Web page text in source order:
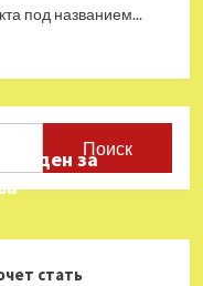
под названием...
за
стать